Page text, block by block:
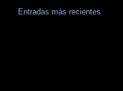
Entradas más recientes